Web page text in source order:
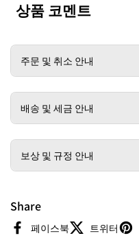
상품 코멘트
주문 및 취소 안내
배송 및 세금 안내
보상 및 규정 안내
Share
페이스북 트위터